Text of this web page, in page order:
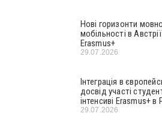
Нові горизонти
мобільності в
Erasmus+
29.07.2026
Інтеграція в
досвід участі
інтенсиві Erasmus+ в
29.07.2026